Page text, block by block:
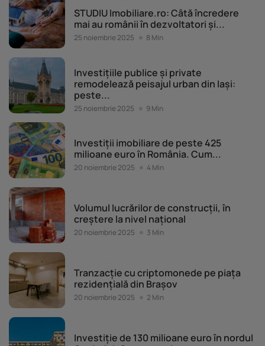
STUDIU Imobiliare.ro: Câtă încredere
mai au românii în dezvoltatori și...
25 noiembrie 2025 8 Min
Investițiile publice și private
remodelează peisajul urban din Iași:
peste...
25 noiembrie 2025 9 Min
Investiții imobiliare de peste 425
milioane euro în România. Cum...
20 noiembrie 2025 4 Min
Volumul lucrărilor de construcții, în
creștere la nivel național
20 noiembrie 2025 3 Min
Tranzacție cu criptomonede pe piața
rezidențială din Brașov
20 noiembrie 2025 2 Min
Investiție de 130 milioane euro în nordul